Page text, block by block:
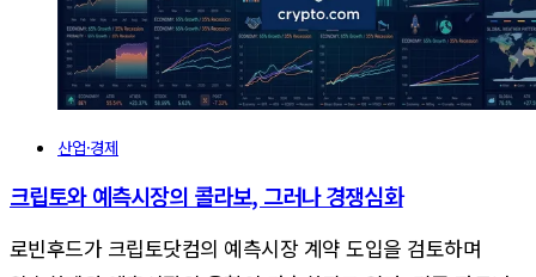
산업·경제
크립토와 예측시장의 콜라보, 그러나 경쟁심화
로빈후드가 크립토닷컴의 예측시장 계약 도입을 검토하며